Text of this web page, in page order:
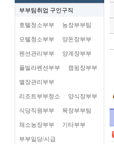
부부팀취업 구인구직
호텔청소부부 농장부부팀
모텔청소부부 양돈장부부
펜션관리부부 양계장부부
플빌라펜션부부 캠핑장부부
별장관리부부
리조트부부청소 양식장부부
식당직원부부 목장부부팀
채소농장부부 기타부부
부부일당/시급